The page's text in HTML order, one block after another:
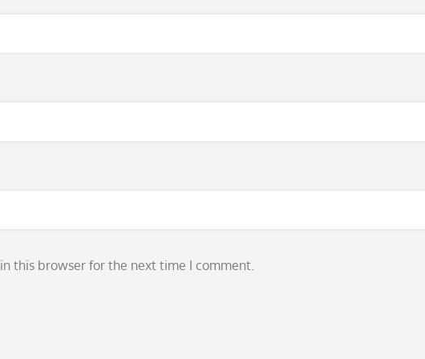
this browser for the next time I comment.